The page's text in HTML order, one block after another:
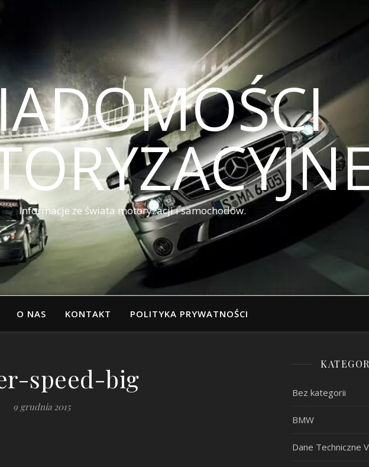
Informacje ze świata motoryzacji i samochodów.
O NAS KONTAKT POLITYKA PRYWATNOŚCI
speed-big
9 grudnia 2015
Bez kategorii
BMW
Dane Techniczne